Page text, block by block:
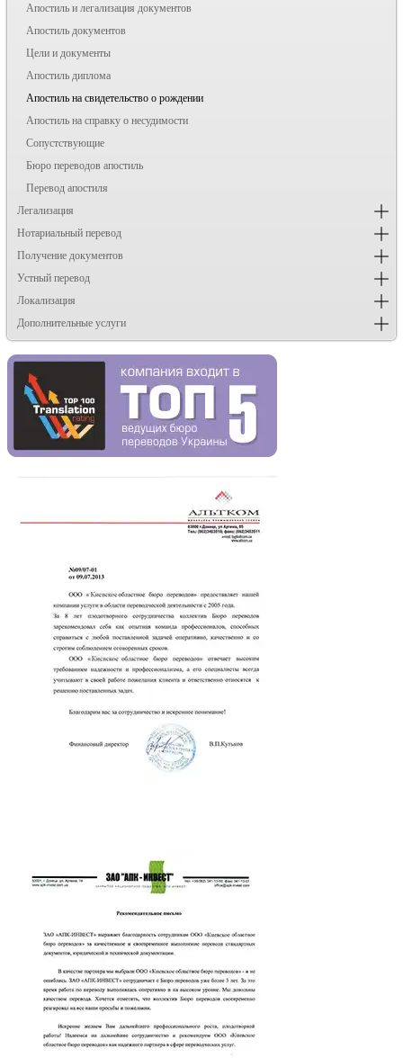
Апостиль и легализация документов
Апостиль документов
Цели и документы
Апостиль диплома
Апостиль на свидетельство о рождении
Апостиль на справку о несудимости
Сопустствующие
Бюро переводов апостиль
Перевод апостиля
Легализация
Нотариальный перевод
Получение документов
Устный перевод
Локализация
Дополнительные услуги